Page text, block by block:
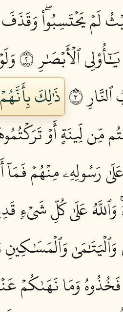
لَمۡ يَحۡتَسِبُواْۖ
ٱلۡأَبۡصَٰرِ ٢
٣
ذَٰلِكَ
مِّن لِّينَةٍ أَوۡ
عَلَىٰ رَسُولِهِۦ مِنۡهُمۡ
عَلَىٰ كُلِّ شَيۡءٖ
وَٱلۡيَتَٰمَىٰ
وَمَا نَهَىٰكُمۡ عَنۡهُ